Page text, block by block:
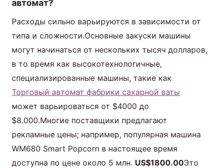
автомат?
Расходы сильно варьируются в зависимости от
типа и сложности.Основные закуски машины
могут начинаться от нескольких тысяч долларов,
в то время как высокотехнологичные,
специализированные машины, такие как
Торговый автомат фабрики сахарной ваты
может варьироваться от $4000 до
$8.000.Многие поставщики предлагают
рекламные цены; например, популярная машина
WM680 Smart Popcorn в настоящее время
доступна по цене около 5 млн. US$1800.00Это